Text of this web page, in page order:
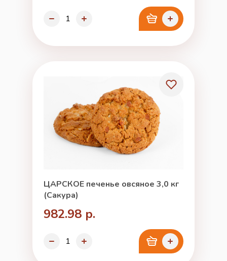
ЦАРСКОЕ печенье овсяное 3,0 кг
(Сакура)
982.98 р.